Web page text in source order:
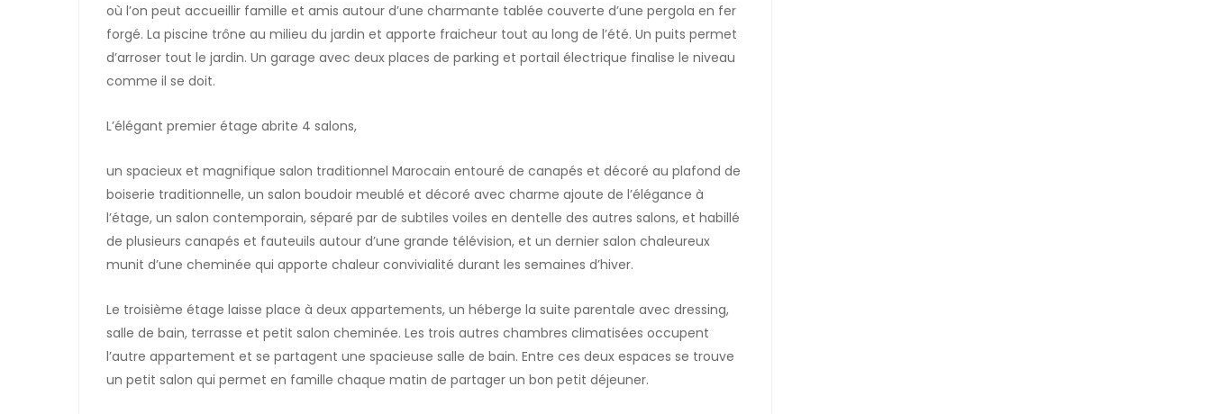
où l’on peut accueillir famille et amis autour d’une charmante tablée couverte d’une pergola en fer
forgé. La piscine trône au milieu du jardin et apporte fraicheur tout au long de l’été. Un puits permet
d’arroser tout le jardin. Un garage avec deux places de parking et portail électrique finalise le niveau
comme il se doit.
L’élégant premier étage abrite 4 salons,
un spacieux et magnifique salon traditionnel Marocain entouré de canapés et décoré au plafond de
boiserie traditionnelle, un salon boudoir meublé et décoré avec charme ajoute de l’élégance à
l’étage, un salon contemporain, séparé par de subtiles voiles en dentelle des autres salons, et habillé
de plusieurs canapés et fauteuils autour d’une grande télévision, et un dernier salon chaleureux
munit d’une cheminée qui apporte chaleur convivialité durant les semaines d’hiver.
Le troisième étage laisse place à deux appartements, un héberge la suite parentale avec dressing,
salle de bain, terrasse et petit salon cheminée. Les trois autres chambres climatisées occupent
l’autre appartement et se partagent une spacieuse salle de bain. Entre ces deux espaces se trouve
un petit salon qui permet en famille chaque matin de partager un bon petit déjeuner.